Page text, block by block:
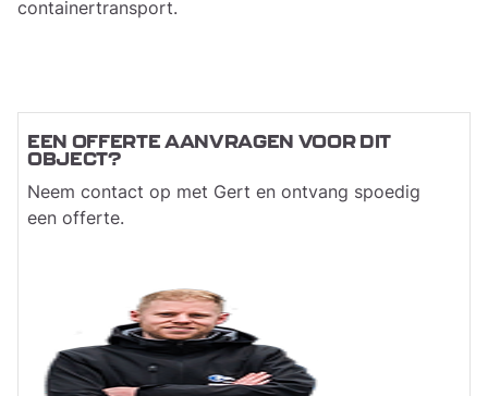
containertransport.
EEN OFFERTE AANVRAGEN VOOR DIT
OBJECT?
Neem contact op met Gert en ontvang spoedig
een offerte.